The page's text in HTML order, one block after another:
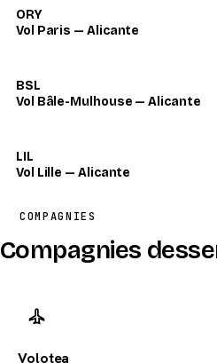
ORY
Vol Paris — Alicante
BSL
Vol Bâle-Mulhouse — Alicante
LIL
Vol Lille — Alicante
COMPAGNIES
Compagnies
Volotea